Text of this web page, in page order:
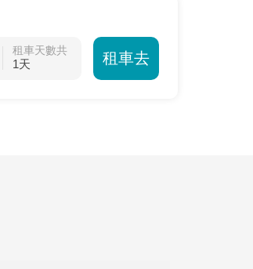
租車天數共
1天 租車去